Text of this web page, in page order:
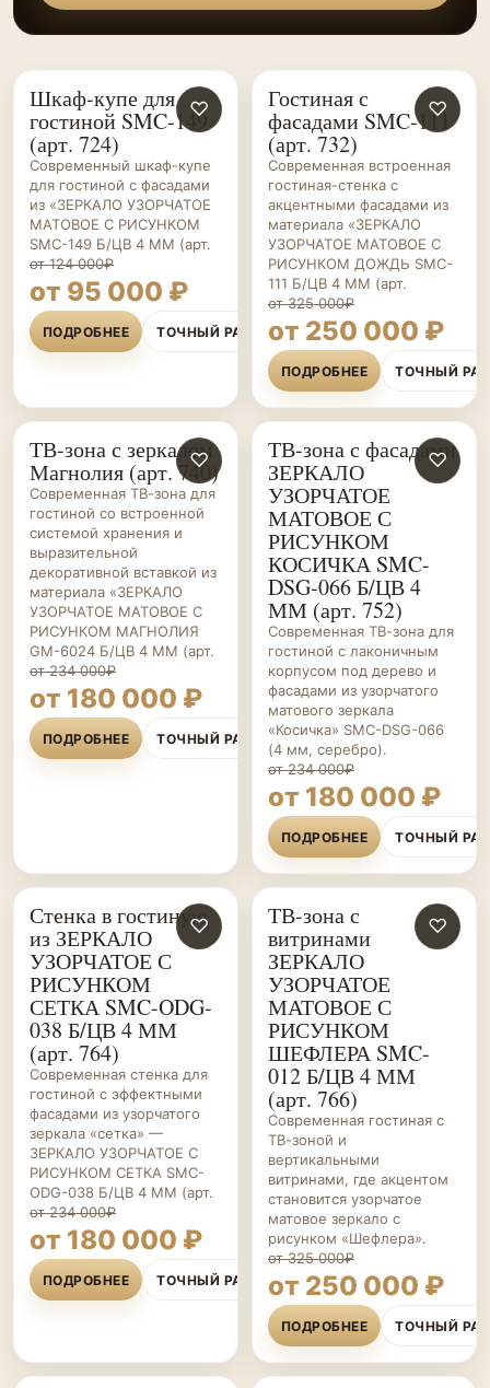
ГОСТИНЫЕ НА ЗАКАЗ
♡
Шкаф-купе для
гостиной SMC-149
(арт. 724)
Современный шкаф-купе
для гостиной с фасадами
из «ЗЕРКАЛО УЗОРЧАТОЕ
МАТОВОЕ С РИСУНКОМ
SMC-149 Б/ЦВ 4 ММ (арт.
от 124 000₽
от 95 000 ₽
ПОДРОБНЕЕ ТОЧНЫЙ РАСЧЁТ
ГОСТИНЫЕ НА ЗАКАЗ
♡
Гостиная с
фасадами SMC-111
(арт. 732)
Современная встроенная
гостиная-стенка с
акцентными фасадами из
материала «ЗЕРКАЛО
УЗОРЧАТОЕ МАТОВОЕ С
РИСУНКОМ ДОЖДЬ SMC-
111 Б/ЦВ 4 ММ (арт.
от 325 000₽
от 250 000 ₽
ПОДРОБНЕЕ ТОЧНЫЙ
ГОСТИНЫЕ НА ЗАКАЗ
♡
ТВ-зона с зеркалом
Магнолия (арт. 740)
Современная ТВ-зона для
гостиной со встроенной
системой хранения и
выразительной
декоративной вставкой из
материала «ЗЕРКАЛО
УЗОРЧАТОЕ МАТОВОЕ С
РИСУНКОМ МАГНОЛИЯ
GM-6024 Б/ЦВ 4 ММ (арт.
от 234 000₽
от 180 000 ₽
ПОДРОБНЕЕ ТОЧНЫЙ РАСЧЁТ
ГОСТИНЫЕ НА ЗАКАЗ
♡
ТВ-зона с фасадами
ЗЕРКАЛО
УЗОРЧАТОЕ
МАТОВОЕ С
РИСУНКОМ
КОСИЧКА SMC-
DSG-066 Б/ЦВ 4
ММ (арт. 752)
Современная ТВ-зона для
гостиной с лаконичным
корпусом под дерево и
фасадами из узорчатого
матового зеркала
«Косичка» SMC-DSG-066
(4 мм, серебро).
от 234 000₽
от 180 000 ₽
ПОДРОБНЕЕ ТОЧНЫЙ
ГОСТИНЫЕ НА ЗАКАЗ
♡
Стенка в гостиную
из ЗЕРКАЛО
УЗОРЧАТОЕ С
РИСУНКОМ
СЕТКА SMC-ODG-
038 Б/ЦВ 4 ММ
(арт. 764)
Современная стенка для
гостиной с эффектными
фасадами из узорчатого
зеркала «сетка» —
ЗЕРКАЛО УЗОРЧАТОЕ С
РИСУНКОМ СЕТКА SMC-
ODG-038 Б/ЦВ 4 ММ (арт.
от 234 000₽
от 180 000 ₽
ПОДРОБНЕЕ ТОЧНЫЙ РАСЧЁТ
ГОСТИНЫЕ НА ЗАКАЗ
♡
ТВ-зона с
витринами
ЗЕРКАЛО
УЗОРЧАТОЕ
МАТОВОЕ С
РИСУНКОМ
ШЕФЛЕРА SMC-
012 Б/ЦВ 4 ММ
(арт. 766)
Современная гостиная с
ТВ-зоной и
вертикальными
витринами, где акцентом
становится узорчатое
матовое зеркало с
рисунком «Шефлера».
от 325 000₽
от 250 000 ₽
ПОДРОБНЕЕ ТОЧНЫЙ